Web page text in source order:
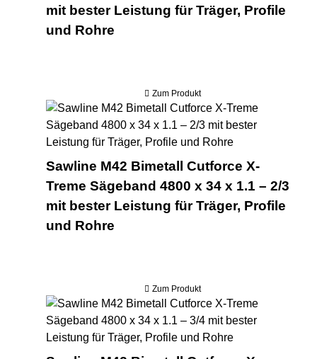
mit bester Leistung für Träger, Profile
und Rohre
Zum Produkt
Sawline M42 Bimetall Cutforce X-
Treme Sägeband 4800 x 34 x 1.1 – 2/3
mit bester Leistung für Träger, Profile
und Rohre
Zum Produkt